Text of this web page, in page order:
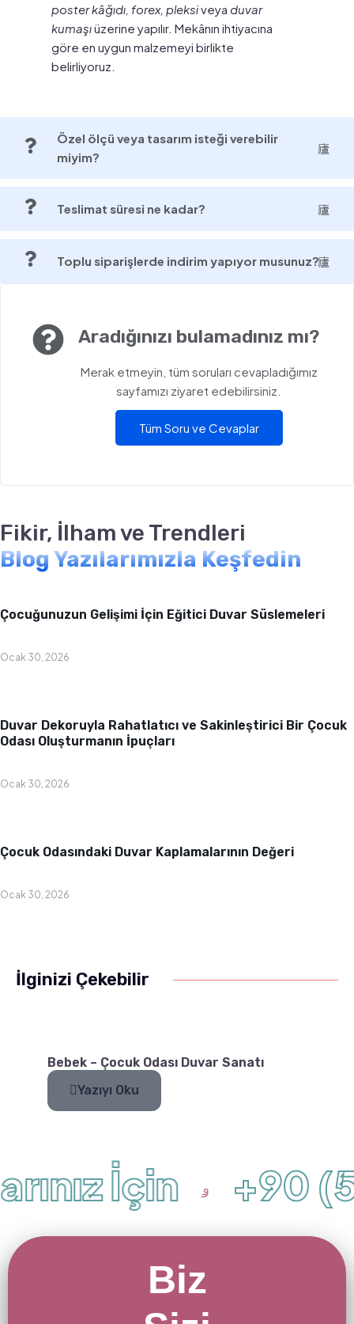
poster kâğıdı, forex, pleksiveya duvar
kumaşıüzerine yapılır. Mekânın ihtiyacına
göre en uygun malzemeyi birlikte
belirliyoruz.
Özel ölçü veya tasarım isteği verebilir
miyim?
Teslimat süresi ne kadar?
Toplu siparişlerde indirim yapıyor musunuz?
Aradığınızı bulamadınız mı?
Merak etmeyin, tüm soruları cevapladığımız
sayfamızı ziyaret edebilirsiniz.
Tüm Soru ve Cevaplar
Fikir, İlham ve Trendleri
Blog Yazılarımızla Keşfedin
Çocuğunuzun Gelişimi İçin Eğitici Duvar Süslemeleri
Ocak 30, 2026
Duvar Dekoruyla Rahatlatıcı ve Sakinleştirici Bir Çocuk
Odası Oluşturmanın İpuçları
Ocak 30, 2026
Çocuk Odasındaki Duvar Kaplamalarının Değeri
Ocak 30, 2026
İlginizi Çekebilir
Bebek – Çocuk Odası Duvar Sanatı
Yazıyı Oku
İçin +90
Biz